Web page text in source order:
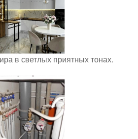
в светлых приятных тонах.